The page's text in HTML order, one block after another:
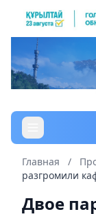
Главная /
разгромили
Двое